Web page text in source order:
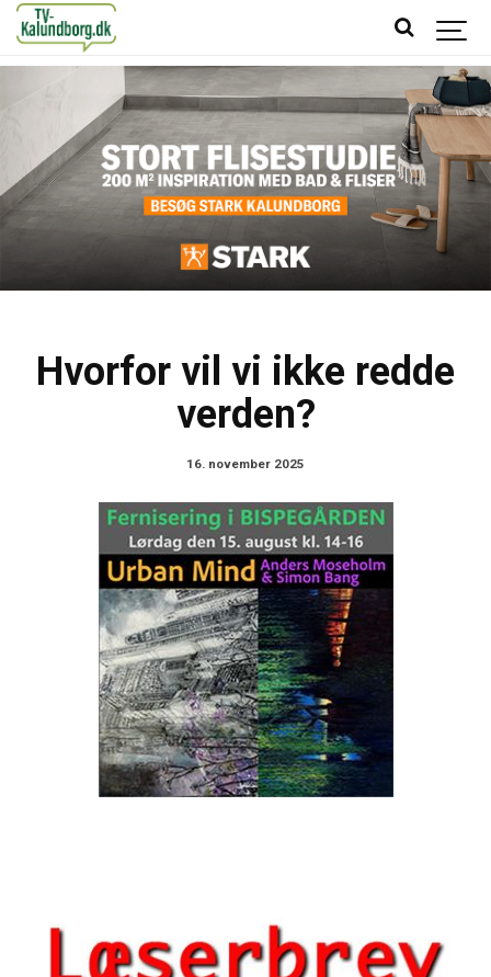
Hvorfor vil vi ikke redde
verden?
16. november 2025